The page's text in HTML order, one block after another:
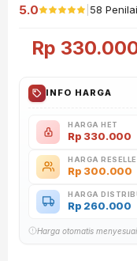
5.0 58
Rp
INFO HARGA
HARGA HET
Rp 330.000
HARGA
Rp 300.000
HARGA
Rp 260.000
Harga otomatis